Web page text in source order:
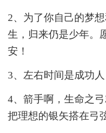
2、为了你自己的梦
生，归来仍是少年。
安！
3、左右时间是成功
4、箭手啊，生命之
把理想的银矢搭在弓